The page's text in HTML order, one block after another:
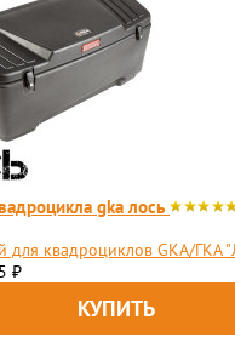
gka лось
для квадроциклов GKA/ГКА
₽